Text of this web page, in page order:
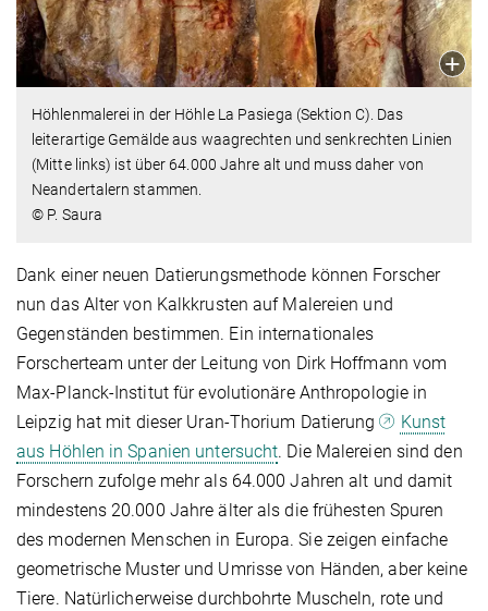
Höhlenmalerei in der Höhle La Pasiega (Sektion C). Das
leiterartige Gemälde aus waagrechten und senkrechten Linien
(Mitte links) ist über 64.000 Jahre alt und muss daher von
Neandertalern stammen.
© P. Saura
Dank einer neuen Datierungsmethode können Forscher
nun das Alter von Kalkkrusten auf Malereien und
Gegenständen bestimmen. Ein internationales
Forscherteam unter der Leitung von Dirk Hoffmann vom
Max-Planck-Institut für evolutionäre Anthropologie in
Leipzig hat mit dieser Uran-Thorium Datierung
Kunst
aus Höhlen in Spanien untersucht. Die Malereien sind den
Forschern zufolge mehr als 64.000 Jahren alt und damit
mindestens 20.000 Jahre älter als die frühesten Spuren
des modernen Menschen in Europa. Sie zeigen einfache
geometrische Muster und Umrisse von Händen, aber keine
Tiere. Natürlicherweise durchbohrte Muscheln, rote und